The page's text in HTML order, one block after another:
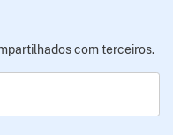
com terceiros.